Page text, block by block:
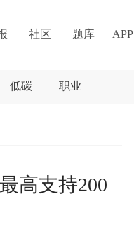
社区 题库 APP
低碳 职业
高支持200